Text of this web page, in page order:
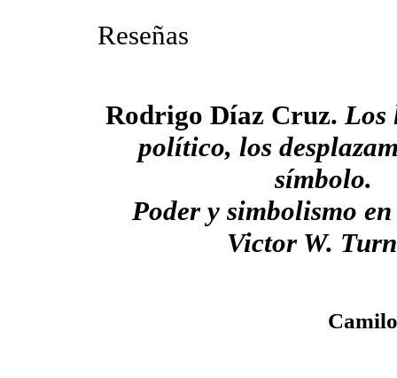
Reseñas
Rodrigo Díaz Cruz.Los
político, los
símbolo.
Poder y simbolismo
Victor W.